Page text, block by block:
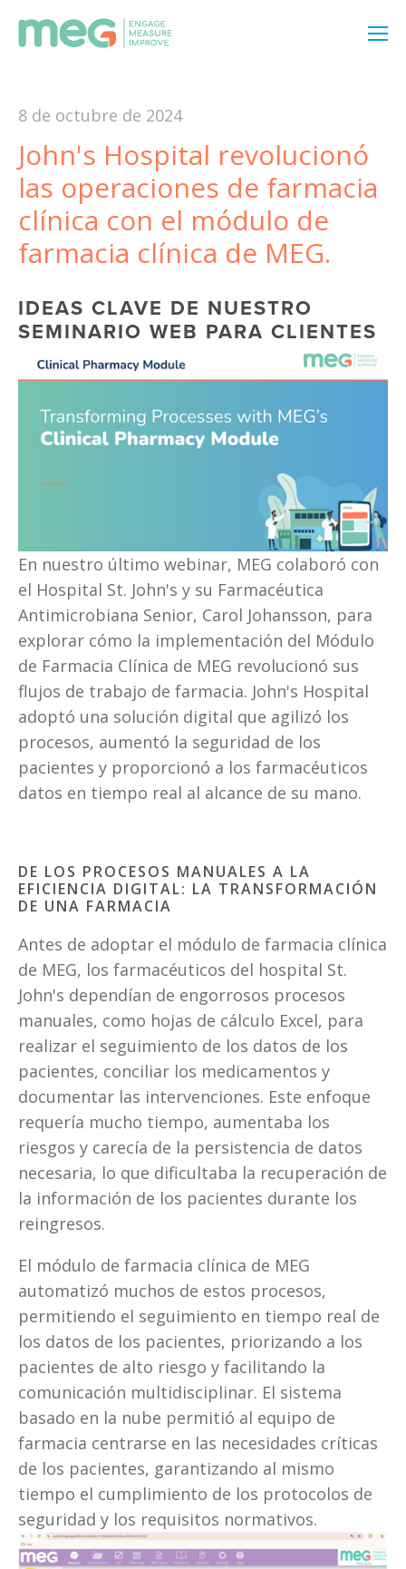
8 de octubre de 2024
John's Hospital revolucionó
las operaciones de farmacia
clínica con el módulo de
farmacia clínica de MEG.
IDEAS CLAVE DE NUESTRO
SEMINARIO WEB PARA CLIENTES
En nuestro último webinar, MEG colaboró con
el Hospital St. John's y su Farmacéutica
Antimicrobiana Senior, Carol Johansson, para
explorar cómo la implementación del Módulo
de Farmacia Clínica de MEG revolucionó sus
flujos de trabajo de farmacia. John's Hospital
adoptó una solución digital que agilizó los
procesos, aumentó la seguridad de los
pacientes y proporcionó a los farmacéuticos
datos en tiempo real al alcance de su mano.
DE LOS PROCESOS MANUALES A LA
EFICIENCIA DIGITAL: LA TRANSFORMACIÓN
DE UNA FARMACIA
Antes de adoptar el módulo de farmacia clínica
de MEG, los farmacéuticos del hospital St.
John's dependían de engorrosos procesos
manuales, como hojas de cálculo Excel, para
realizar el seguimiento de los datos de los
pacientes, conciliar los medicamentos y
documentar las intervenciones. Este enfoque
requería mucho tiempo, aumentaba los
riesgos y carecía de la persistencia de datos
necesaria, lo que dificultaba la recuperación de
la información de los pacientes durante los
reingresos.
El módulo de farmacia clínica de MEG
automatizó muchos de estos procesos,
permitiendo el seguimiento en tiempo real de
los datos de los pacientes, priorizando a los
pacientes de alto riesgo y facilitando la
comunicación multidisciplinar. El sistema
basado en la nube permitió al equipo de
farmacia centrarse en las necesidades críticas
de los pacientes, garantizando al mismo
tiempo el cumplimiento de los protocolos de
seguridad y los requisitos normativos.